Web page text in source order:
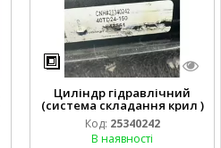
Циліндр гідравлічний
(система складання крил )
Код: 25340242
В наявності